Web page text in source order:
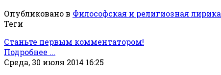
Опубликовано в Философская и религиозная лирика
Теги
Станьте первым комментатором!
Подробнее ...
Среда, 30 июля 2014 16:25